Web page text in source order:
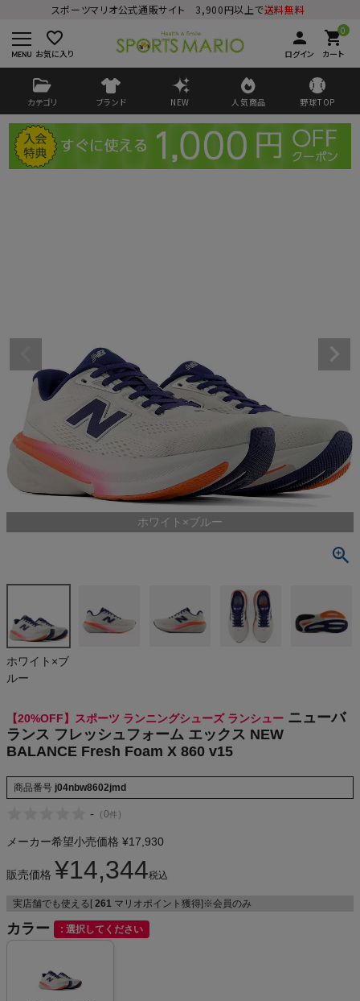
スポーツマリオ公式通販サイト 3,900円以上で送料無料
favorite_border
お気に入り
person
ログイン
0
shopping_cart
カート
カテゴリ ブランド NEW 人気商品 野球TOP
検索
商品が見つからない方はこちら
最近閲覧した商品
sh Foam X
860 v15
On
NIKE
CHUMS
もっと見る
メンズカジュアルウェア
レディースカジュアルウェア
ホワイト×ブルー
ホワイト×ブ
ルー
【20%OFF】スポーツ ランニングシューズ ランシュー ニューバ
ランス フレッシュフォーム エックス NEW
BALANCE Fresh Foam X 860 v15
商品番号 j04nbw8602jmd
- （0件 ）
メーカー希望小売価格 ¥17,930
販売価格 ¥14,344税込
実店舗でも使える[ 261 マリオポイント獲得]※会員のみ
カラー 選択してください